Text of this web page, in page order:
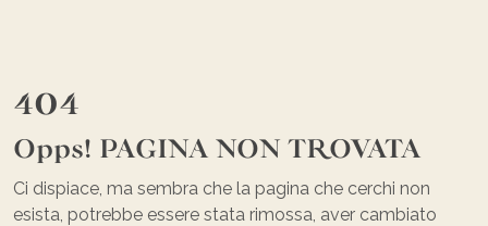
404
Opps! PAGINA NON TROVATA
Ci dispiace, ma sembra che la pagina che cerchi non
esista, potrebbe essere stata rimossa, aver cambiato